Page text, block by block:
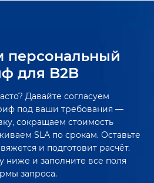
персональный
для B2B
Давайте согласуем
под ваши требования —
сокращаем стоимость
SLA по срокам. Оставьте
и подготовит расчёт.
ниже и заполните все поля
запроса.